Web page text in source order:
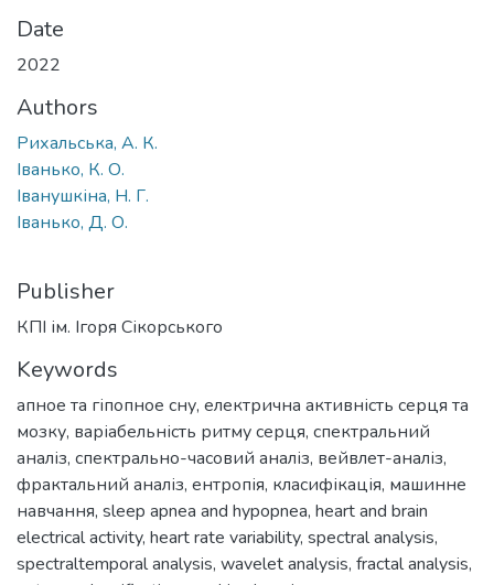
Date
2022
Authors
Рихальська, А. К.
Іванько, К. О.
Іванушкіна, Н. Г.
Іванько, Д. О.
Publisher
КПІ ім. Ігоря Сікорського
Keywords
апное та гіпопное сну, електрична активність серця та
мозку, варіабельність ритму серця, спектральний
аналіз, спектрально-часовий аналіз, вейвлет-аналіз,
фрактальний аналіз, ентропія, класифікація, машинне
навчання, sleep apnea and hypopnea, heart and brain
electrical activity, heart rate variability, spectral analysis,
spectraltemporal analysis, wavelet analysis, fractal analysis,